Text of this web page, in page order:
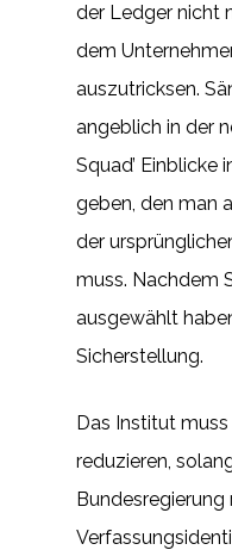
der Ledger nicht
dem
auszutricksen.
angeblich in der
Squad’ Einblicke
geben, den man
der
muss. Nachdem
ausgewählt
Sicherstellung.
Das Institut
reduzieren,